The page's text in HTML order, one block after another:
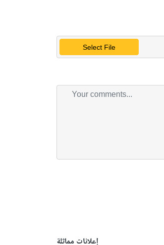
Select File
إعلانات مماثلة